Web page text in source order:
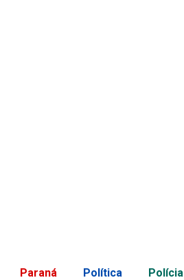
Paraná Política Polícia